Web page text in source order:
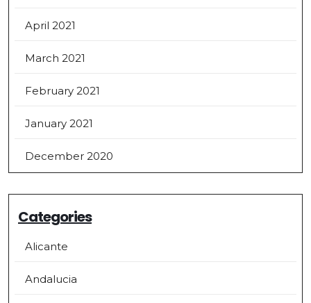
April 2021
March 2021
February 2021
January 2021
December 2020
Categories
Alicante
Andalucia